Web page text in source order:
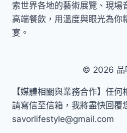
索世界各地的藝術展覽、現場
高端餐飲，用溫度與眼光為你
宴。
© 2026 品
【媒體相關與業務合作】任何
請寫信至信箱，我將盡快回覆
savorlifestyle@gmail.com